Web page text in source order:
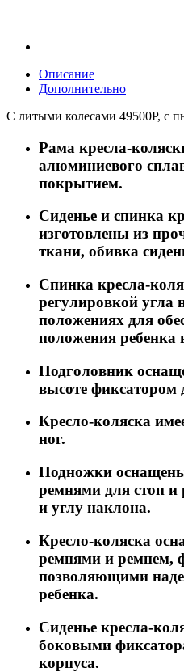
Описание
Дополнительно
С литыми колесами 49500Р, с
Рама кресла-
алюминиевого
покрытием.
Сиденье и спинка
изготовлены из
ткани, обивка
Спинка кресла-
регулировкой угла
положениях для
положения ребенка
Подголовник
высоте фиксатором
Кресло-коляска
ног.
Подножки
ремнями для стоп и
и углу наклона.
Кресло-коляска
ремнями и ремнем,
позволяющими
ребенка.
Сиденье кресла-
боковыми
корпуса.